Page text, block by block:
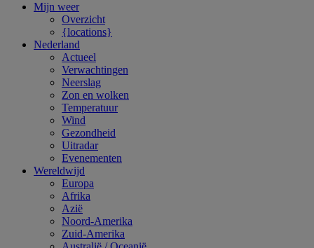
Mijn weer
Overzicht
{locations}
Nederland
Actueel
Verwachtingen
Neerslag
Zon en wolken
Temperatuur
Wind
Gezondheid
Uitradar
Evenementen
Wereldwijd
Europa
Afrika
Azië
Noord-Amerika
Zuid-Amerika